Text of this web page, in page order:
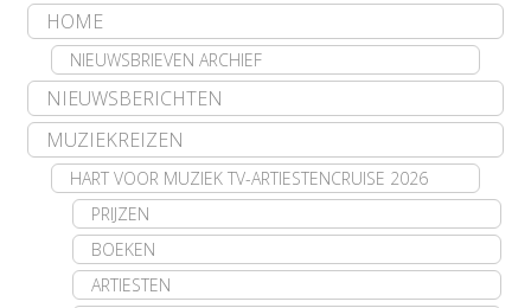
HOME
NIEUWSBRIEVEN ARCHIEF
NIEUWSBERICHTEN
MUZIEKREIZEN
HART VOOR MUZIEK TV-ARTIESTENCRUISE 2026
PRIJZEN
BOEKEN
ARTIESTEN